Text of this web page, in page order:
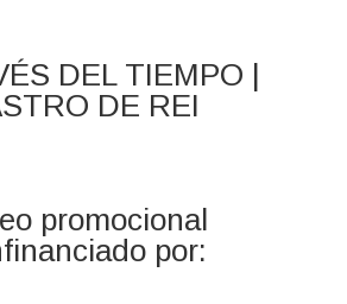
DEL TIEMPO |
DE REI
promocional
por: